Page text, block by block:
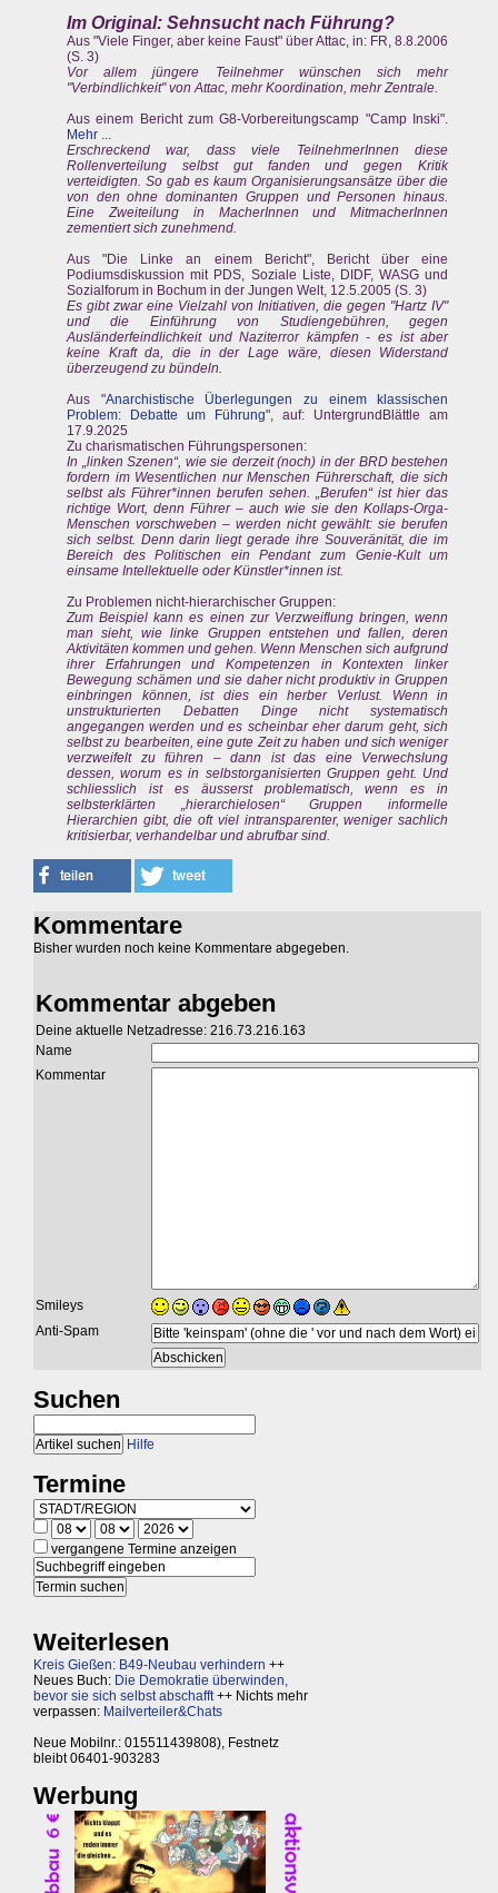
Im Original: Sehnsucht nach Führung?
Aus "Viele Finger, aber keine Faust" über Attac, in: FR, 8.8.2006
(S. 3)
Vor allem jüngere Teilnehmer wünschen sich mehr
"Verbindlichkeit" von Attac, mehr Koordination, mehr Zentrale.
Aus einem Bericht zum G8-Vorbereitungscamp "Camp Inski".
Mehr ...
Erschreckend war, dass viele TeilnehmerInnen diese
Rollenverteilung selbst gut fanden und gegen Kritik
verteidigten. So gab es kaum Organisierungsansätze über die
von den ohne dominanten Gruppen und Personen hinaus.
Eine Zweiteilung in MacherInnen und MitmacherInnen
zementiert sich zunehmend.
Aus "Die Linke an einem Bericht", Bericht über eine
Podiumsdiskussion mit PDS, Soziale Liste, DIDF, WASG und
Sozialforum in Bochum in der Jungen Welt, 12.5.2005 (S. 3)
Es gibt zwar eine Vielzahl von Initiativen, die gegen "Hartz IV"
und die Einführung von Studiengebühren, gegen
Ausländerfeindlichkeit und Naziterror kämpfen - es ist aber
keine Kraft da, die in der Lage wäre, diesen Widerstand
überzeugend zu bündeln.
Aus "Anarchistische Überlegungen zu einem klassischen
Problem: Debatte um Führung", auf: UntergrundBlättle am
17.9.2025
Zu charismatischen Führungspersonen:
In „linken Szenen“, wie sie derzeit (noch) in der BRD bestehen
fordern im Wesentlichen nur Menschen Führerschaft, die sich
selbst als Führer*innen berufen sehen. „Berufen“ ist hier das
richtige Wort, denn Führer – auch wie sie den Kollaps-Orga-
Menschen vorschweben – werden nicht gewählt: sie berufen
sich selbst. Denn darin liegt gerade ihre Souveränität, die im
Bereich des Politischen ein Pendant zum Genie-Kult um
einsame Intellektuelle oder Künstler*innen ist.
Zu Problemen nicht-hierarchischer Gruppen:
Zum Beispiel kann es einen zur Verzweiflung bringen, wenn
man sieht, wie linke Gruppen entstehen und fallen, deren
Aktivitäten kommen und gehen. Wenn Menschen sich aufgrund
ihrer Erfahrungen und Kompetenzen in Kontexten linker
Bewegung schämen und sie daher nicht produktiv in Gruppen
einbringen können, ist dies ein herber Verlust. Wenn in
unstrukturierten Debatten Dinge nicht systematisch
angegangen werden und es scheinbar eher darum geht, sich
selbst zu bearbeiten, eine gute Zeit zu haben und sich weniger
verzweifelt zu führen – dann ist das eine Verwechslung
dessen, worum es in selbstorganisierten Gruppen geht. Und
schliesslich ist es äusserst problematisch, wenn es in
selbsterklärten „hierarchielosen“ Gruppen informelle
Hierarchien gibt, die oft viel intransparenter, weniger sachlich
kritisierbar, verhandelbar und abrufbar sind.
Kommentare
Bisher wurden noch keine Kommentare abgegeben.
Kommentar abgeben
Deine aktuelle Netzadresse: 216.73.216.163
Name
Kommentar
Smileys
Anti-Spam
Suchen
Hilfe
Termine
vergangene Termine anzeigen
Weiterlesen
Kreis Gießen: B49-Neubau verhindern ++
Neues Buch: Die Demokratie überwinden,
bevor sie sich selbst abschafft++ Nichts mehr
verpassen: Mailverteiler&Chats
Neue Mobilnr.: 015511439808), Festnetz
bleibt 06401-903283
Werbung